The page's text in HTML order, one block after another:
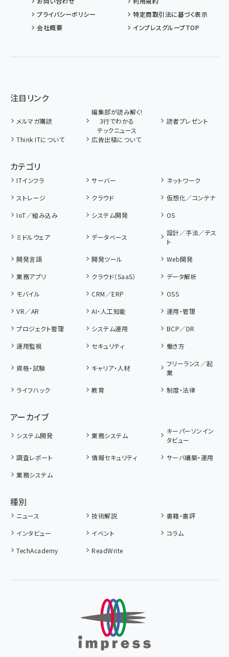
プライバシーポリシー
特定商取引法に基づく表示
会社概要
インプレスグループTOP
注目リンク
メルマガ購読
編集部が読み解く!
3行でわかる
テックニュース
読者プレゼント
Think ITについて 広告出稿について
カテゴリ
ITインフラ サーバー
ネットワーク
ストレージ
クラウド
仮想化／コンテナ
IoT／組み込み
システム開発 OS
ミドルウェア データベース
設計／手法／テス
ト
開発言語
開発ツール
Web開発
業務アプリ
クラウド（SaaS）
データ解析
モバイル
CRM／ERP
OSS
VR／AR
AI・人工知能
運用・管理
プロジェクト管理
システム運用
BCP／DR
運用監視
セキュリティ 働き方
資格・試験 キャリア・人材
フリーランス／起
業
ライフハック
教育 制度・法律
アーカイブ
システム開発 業務システム
キーパーソンイン
タビュー
調査レポート
情報セキュリティ
サーバ構築・運用
業務システム
種別
ニュース 技術解説
書籍・書評
インタビュー
イベント
コラム
TechAcademy
ReadWrite